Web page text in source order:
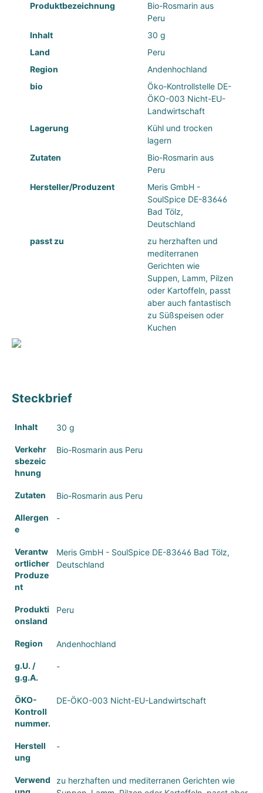
Produktbezeichnung
Bio-Rosmarin aus
Peru
Inhalt
30 g
Land
Peru
Region
Andenhochland
bio
Öko-Kontrollstelle DE-
ÖKO-003 Nicht-EU-
Landwirtschaft
Lagerung
Kühl und trocken
lagern
Zutaten
Bio-Rosmarin aus
Peru
Hersteller/Produzent
Meris GmbH -
SoulSpice DE-83646
Bad Tölz,
Deutschland
passt zu
zu herzhaften und
mediterranen
Gerichten wie
Suppen, Lamm, Pilzen
oder Kartoffeln, passt
aber auch fantastisch
zu Süßspeisen oder
Kuchen
Steckbrief
Inhalt 30 g
Verkehr
sbezeic
hnung
Bio-Rosmarin aus Peru
Zutaten Bio-Rosmarin aus Peru
Allergen
e
-
Verantw
ortlicher
Produze
nt
Meris GmbH - SoulSpice DE-83646 Bad Tölz,
Deutschland
Produkti
onsland
Peru
Region Andenhochland
g.U. /
g.g.A.
-
ÖKO-
Kontroll
nummer.
DE-ÖKO-003 Nicht-EU-Landwirtschaft
Herstell
ung
-
Verwend
zu herzhaften und mediterranen Gerichten wie